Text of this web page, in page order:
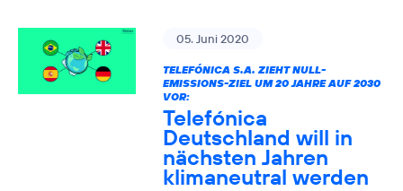
05. Juni 2020
TELEFÓNICA S.A. ZIEHT NULL-
EMISSIONS-ZIEL UM 20 JAHRE AUF 2030
VOR:
Telefónica
Deutschland will in
nächsten Jahren
klimaneutral werden